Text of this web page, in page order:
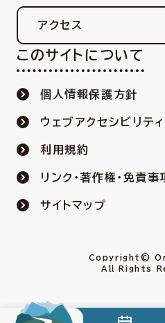
アクセス
このサイトについて
個人情報保護方針
ウェブアクセシビリティ
利用規約
リンク・著作権・免責事
サイトマップ
Copyright©
All Rights